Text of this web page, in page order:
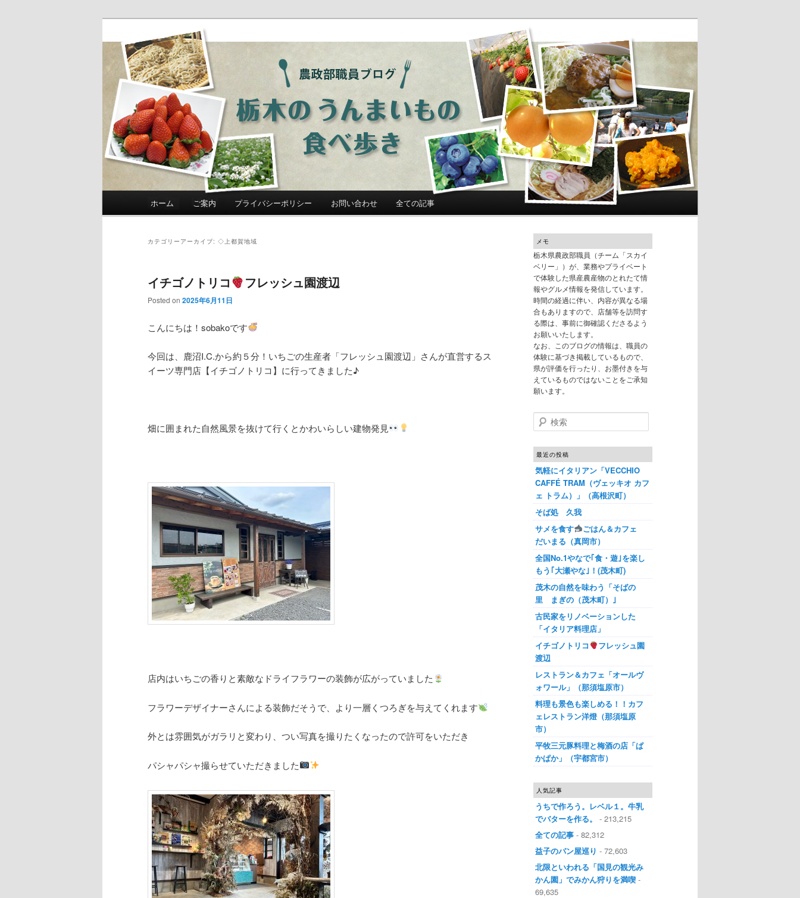
農政部職員ブログ「栃木のうんまいもの食べ歩
き」
メインコンテンツへ移動
サブコンテンツへ移動
ホーム ご案内 プライバシーポリシー お問い合わせ 全ての記事
カテゴリーアーカイブ: ◇上都賀地域
イチゴノトリコ フレッシュ園渡辺
Posted on 2025年6月11日
こんにちは！sobakoです
今回は、鹿沼I.C.から約５分！いちごの生産者「フレッシュ園渡辺」さんが直営するス
イーツ専門店【イチゴノトリコ】に行ってきました♪
畑に囲まれた自然風景を抜けて行くとかわいらしい建物発見
店内はいちごの香りと素敵なドライフラワーの装飾が広がっていました
フラワーデザイナーさんによる装飾だそうで、より一層くつろぎを与えてくれます
外とは雰囲気がガラリと変わり、つい写真を撮りたくなったので許可をいただき
パシャパシャ撮らせていただきました
メモ
栃木県農政部職員（チーム「スカイ
ベリー」）が、業務やプライベート
で体験した県産農産物のとれたて情
報やグルメ情報を発信しています。
時間の経過に伴い、内容が異なる場
合もありますので、店舗等を訪問す
る際は、事前に御確認くださるよう
お願いいたします。
なお、このブログの情報は、職員の
体験に基づき掲載しているもので、
県が評価を行ったり、お墨付きを与
えているものではないことをご承知
願います。
検索
最近の投稿
気軽にイタリアン「VECCHIO
CAFFÉ TRAM（ヴェッキオ カフ
ェ トラム）」（高根沢町）
そば処 久我
サメを食す
ごはん＆カフェ
だいまる（真岡市）
全国No.1やなで｢食・遊｣を楽し
もう｢大瀬やな｣！(茂木町)
茂木の自然を味わう「そばの
里 まぎの（茂木町）｣
古民家をリノベーションした
「イタリア料理店」
イチゴノトリコ
フレッシュ園
渡辺
レストラン＆カフェ「オールヴ
ォワール」（那須塩原市）
料理も景色も楽しめる！！カフ
ェレストラン洋燈（那須塩原
市）
平牧三元豚料理と梅酒の店「ぱ
かぱか」（宇都宮市）
人気記事
うちで作ろう。レベル１。牛乳
でバターを作る。
- 213,215
全ての記事 - 82,312
益子のパン屋巡り - 72,603
北限といわれる「国見の観光み
かん園」でみかん狩りを満喫 -
69,635